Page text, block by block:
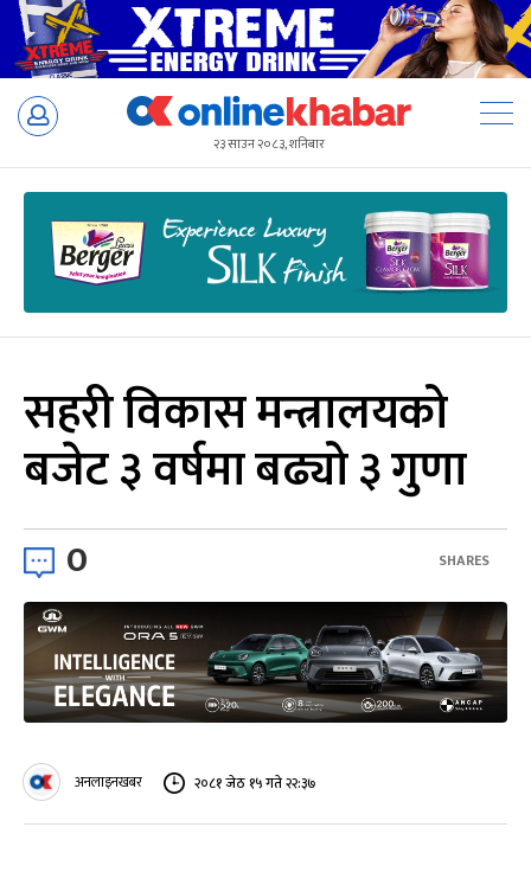
Skip
२३ साउन २०८३, शनिबार
सहरी विकास मन्त्रालयको
बजेट ३ वर्षमा बढ्यो ३ गुणा
0 SHARES
अनलाइनखबर २०८१ जेठ १५ गते २२:३७